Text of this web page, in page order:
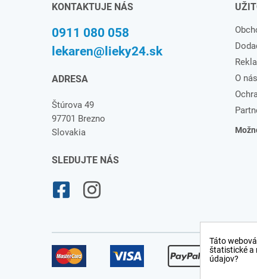
KONTAKTUJE NÁS
0911 080 058
lekaren@lieky24.sk
ADRESA
Štúrova 49
97701 Brezno
Slovakia
SLEDUJTE NÁS
O nás
Táto
štatistické a
údajov?